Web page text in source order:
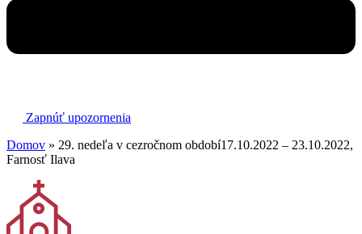
Zapnúť upozornenia
Domov » 29. nedeľa v cezročnom období17.10.2022 – 23.10.2022,
Farnosť Ilava